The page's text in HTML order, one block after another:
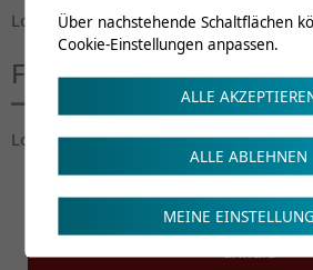
Lorem ipsum...
Flyer
Lorem ipsum...
Über nachstehende Schaltflächen
Cookie-Einstellungen anpassen.
ALLE
ALLE ABLEHNEN
MEINE